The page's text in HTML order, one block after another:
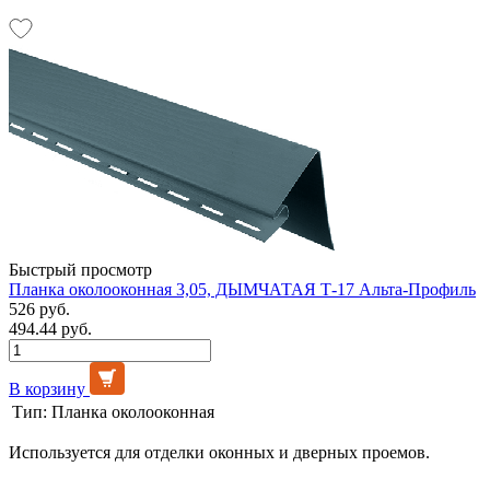
Быстрый просмотр
Планка околооконная 3,05, ДЫМЧАТАЯ Т-17 Альта-Профиль
526 руб.
494.44 руб.
В корзину
Тип: Планка околооконная
Используется для отделки оконных и дверных проемов.